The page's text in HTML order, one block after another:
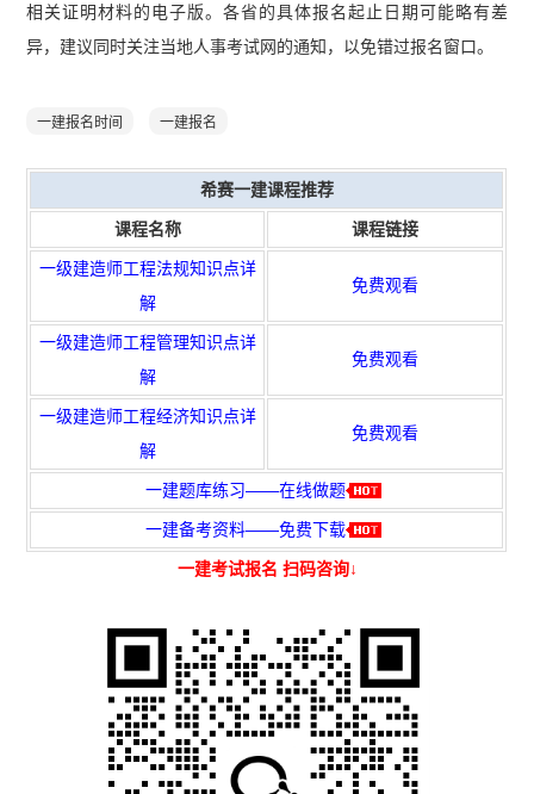
相关证明材料的电子版。各省的具体报名起止日期可能略有差
异，建议同时关注当地人事考试网的通知，以免错过报名窗口。
一建报名时间 一建报名
希赛一建课程推荐
课程名称 课程链接
一级建造师工程法规知识点详
解
免费观看
一级建造师工程管理知识点详
解
免费观看
一级建造师工程经济知识点详
解
免费观看
一建题库练习——在线做题
一建备考资料——免费下载
一建考试报名 扫码咨询↓